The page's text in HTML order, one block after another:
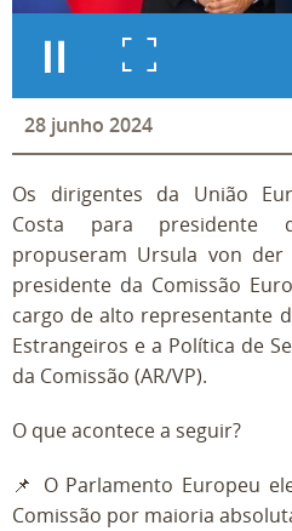
28 junho 2024
Os dirigentes da União
Costa para presidente
propuseram Ursula von
presidente da Comissão
cargo de alto representante
Estrangeiros e a Política de
da Comissão (AR/VP).
O que acontece a seguir?
📌 O Parlamento Europeu
Comissão por maioria